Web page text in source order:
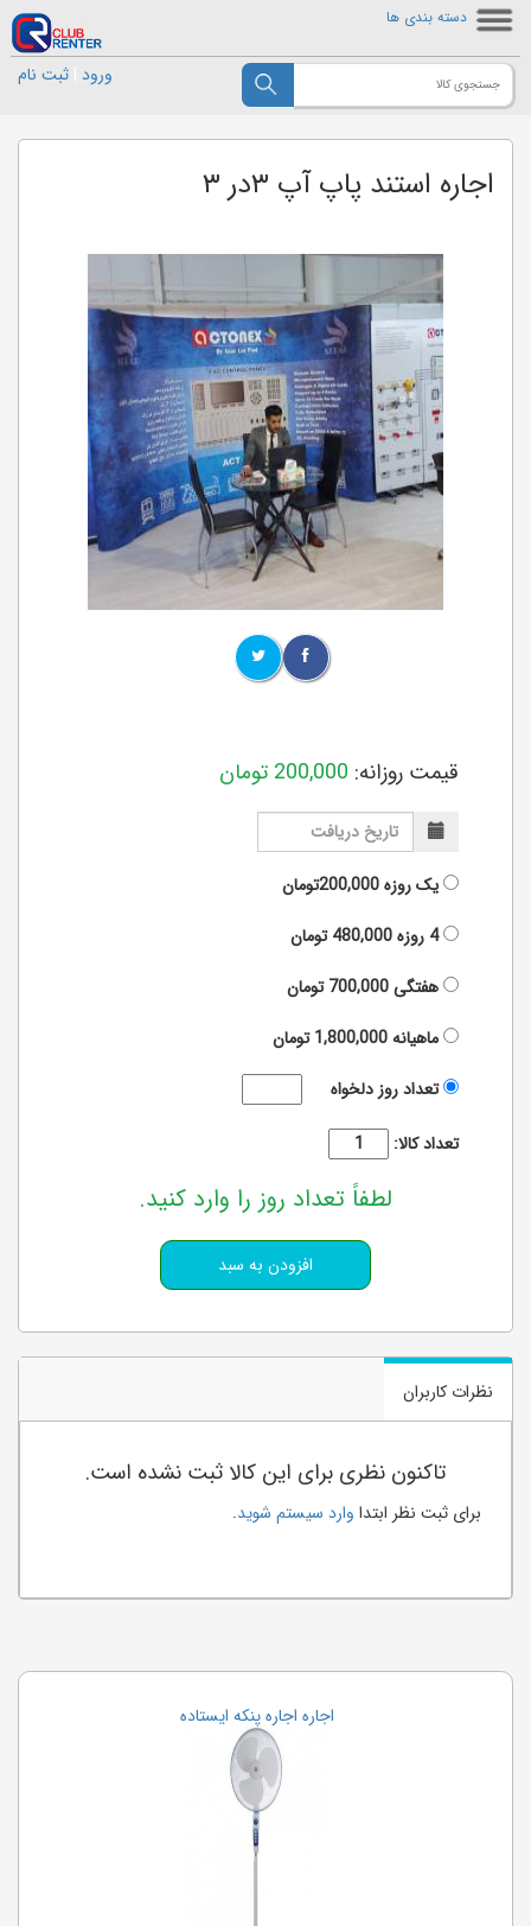
دسته بندی ها
ورود ثبت نام
اجاره استند پاپ آپ ۳در ۳
قیمت روزانه: 200,000 تومان
یک روزه200,000تومان
4 روزه
480,000تومان
هفتگی700,000تومان
ماهیانه1,800,000تومان
تعداد روز دلخواه
تعداد کالا:
لطفاً تعداد روز را وارد کنید.
نظرات کاربران
تاکنون نظری برای این کالا ثبت نشده است.
برای ثبت نظر ابتدا وارد سیستم شوید.
اجاره اجاره پنکه ایستاده